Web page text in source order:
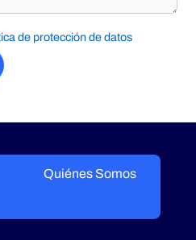
de protección de datos
Quiénes Somos